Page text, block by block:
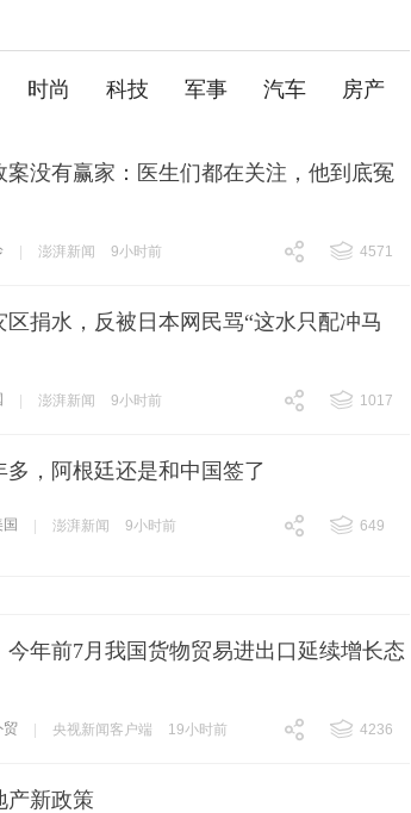
时尚 科技 军事 汽车 房产
案没有赢家：医生们都在关注，他到底冤
澎湃新闻 9小时前
4571
区捐水，反被日本网民骂“这水只配冲马
澎湃新闻 9小时前
1017
多，阿根廷还是和中国签了
澎湃新闻 9小时前
649
今年前7月我国货物贸易进出口延续增长态
贸 央视新闻客户端 19小时前
4236
产新政策